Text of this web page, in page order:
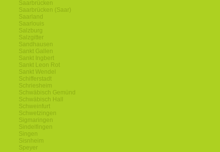
Saarbrücken
Saarbrücken (Saar)
Saarland
Saarlouis
Salzburg
Salzgitter
Sandhausen
Sankt Gallen
Sankt Ingbert
Sankt Leon Rot
Sankt Wendel
Schifferstadt
Schriesheim
Schwäbisch Gemünd
Schwäbisch Hall
Schweinfurt
Schwetzingen
Sigmaringen
Sindelfingen
Singen
Sisnheim
Speyer